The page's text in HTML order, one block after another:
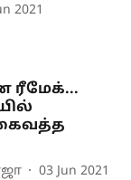
2021
ரீமேக்...
03 Jun 2021